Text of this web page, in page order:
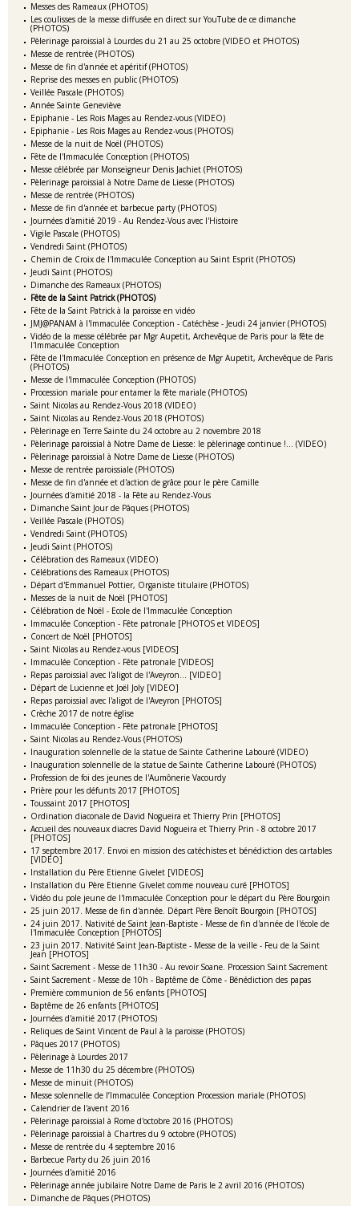
Messes des Rameaux (PHOTOS)
Les coulisses de la messe diffusée en direct sur YouTube de ce dimanche
(PHOTOS)
Pèlerinage paroissial à Lourdes du 21 au 25 octobre (VIDEO et PHOTOS)
Messe de rentrée (PHOTOS)
Messe de fin d'année et apéritif (PHOTOS)
Reprise des messes en public (PHOTOS)
Veillée Pascale (PHOTOS)
Année Sainte Geneviève
Epiphanie - Les Rois Mages au Rendez-vous (VIDEO)
Epiphanie - Les Rois Mages au Rendez-vous (PHOTOS)
Messe de la nuit de Noël (PHOTOS)
Fête de l'Immaculée Conception (PHOTOS)
Messe célébrée par Monseigneur Denis Jachiet (PHOTOS)
Pèlerinage paroissial à Notre Dame de Liesse (PHOTOS)
Messe de rentrée (PHOTOS)
Messe de fin d'année et barbecue party (PHOTOS)
Journées d'amitié 2019 - Au Rendez-Vous avec l'Histoire
Vigile Pascale (PHOTOS)
Vendredi Saint (PHOTOS)
Chemin de Croix de l'Immaculée Conception au Saint Esprit (PHOTOS)
Jeudi Saint (PHOTOS)
Dimanche des Rameaux (PHOTOS)
Fête de la Saint Patrick (PHOTOS)
Fête de la Saint Patrick à la paroisse en vidéo
JMJ@PANAM à l'Immaculée Conception - Catéchèse - Jeudi 24 janvier (PHOTOS)
Vidéo de la messe célébrée par Mgr Aupetit, Archevêque de Paris pour la fête de
l'Immaculée Conception
Fête de l'Immaculée Conception en présence de Mgr Aupetit, Archevêque de Paris
(PHOTOS)
Messe de l'Immaculée Conception (PHOTOS)
Procession mariale pour entamer la fête mariale (PHOTOS)
Saint Nicolas au Rendez-Vous 2018 (VIDEO)
Saint Nicolas au Rendez-Vous 2018 (PHOTOS)
Pèlerinage en Terre Sainte du 24 octobre au 2 novembre 2018
Pèlerinage paroissial à Notre Dame de Liesse: le pèlerinage continue !... (VIDEO)
Pèlerinage paroissial à Notre Dame de Liesse (PHOTOS)
Messe de rentrée paroissiale (PHOTOS)
Messe de fin d'année et d'action de grâce pour le père Camille
Journées d'amitié 2018 - la Fête au Rendez-Vous
Dimanche Saint Jour de Pâques (PHOTOS)
Veillée Pascale (PHOTOS)
Vendredi Saint (PHOTOS)
Jeudi Saint (PHOTOS)
Célébration des Rameaux (VIDEO)
Célébrations des Rameaux (PHOTOS)
Départ d'Emmanuel Pottier, Organiste titulaire (PHOTOS)
Messes de la nuit de Noël [PHOTOS]
Célébration de Noël - Ecole de l'Immaculée Conception
Immaculée Conception - Fête patronale [PHOTOS et VIDEOS]
Concert de Noël [PHOTOS]
Saint Nicolas au Rendez-vous [VIDEOS]
Immaculée Conception - Fête patronale [VIDEOS]
Repas paroissial avec l'aligot de l'Aveyron... [VIDEO]
Départ de Lucienne et Joël Joly [VIDEO]
Repas paroissial avec l'aligot de l'Aveyron [PHOTOS]
Crèche 2017 de notre église
Immaculée Conception - Fête patronale [PHOTOS]
Saint Nicolas au Rendez-Vous (PHOTOS)
Inauguration solennelle de la statue de Sainte Catherine Labouré (VIDEO)
Inauguration solennelle de la statue de Sainte Catherine Labouré (PHOTOS)
Profession de foi des jeunes de l'Aumônerie Vacourdy
Prière pour les défunts 2017 [PHOTOS]
Toussaint 2017 [PHOTOS]
Ordination diaconale de David Nogueira et Thierry Prin [PHOTOS]
Accueil des nouveaux diacres David Nogueira et Thierry Prin - 8 octobre 2017
[PHOTOS]
17 septembre 2017. Envoi en mission des catéchistes et bénédiction des cartables
[VIDEO]
Installation du Père Etienne Givelet [VIDEOS]
Installation du Père Etienne Givelet comme nouveau curé [PHOTOS]
Vidéo du pole jeune de l'Immaculée Conception pour le départ du Père Bourgoin
25 juin 2017. Messe de fin d'année. Départ Père Benoît Bourgoin [PHOTOS]
24 juin 2017. Nativité de Saint Jean-Baptiste - Messe de fin d'année de l'école de
l'Immaculée Conception [PHOTOS]
23 juin 2017. Nativité Saint Jean-Baptiste - Messe de la veille - Feu de la Saint
Jean [PHOTOS]
Saint Sacrement - Messe de 11h30 - Au revoir Soane. Procession Saint Sacrement
Saint Sacrement - Messe de 10h - Baptême de Côme - Bénédiction des papas
Première communion de 56 enfants [PHOTOS]
Baptême de 26 enfants [PHOTOS]
Journées d'amitié 2017 (PHOTOS)
Reliques de Saint Vincent de Paul à la paroisse (PHOTOS)
Pâques 2017 (PHOTOS)
Pèlerinage à Lourdes 2017
Messe de 11h30 du 25 décembre (PHOTOS)
Messe de minuit (PHOTOS)
Messe solennelle de l’Immaculée Conception Procession mariale (PHOTOS)
Calendrier de l'avent 2016
Pèlerinage paroissial à Rome d'octobre 2016 (PHOTOS)
Pèlerinage paroissial à Chartres du 9 octobre (PHOTOS)
Messe de rentrée du 4 septembre 2016
Barbecue Party du 26 juin 2016
Journées d'amitié 2016
Pèlerinage année jubilaire Notre Dame de Paris le 2 avril 2016 (PHOTOS)
Dimanche de Pâques (PHOTOS)